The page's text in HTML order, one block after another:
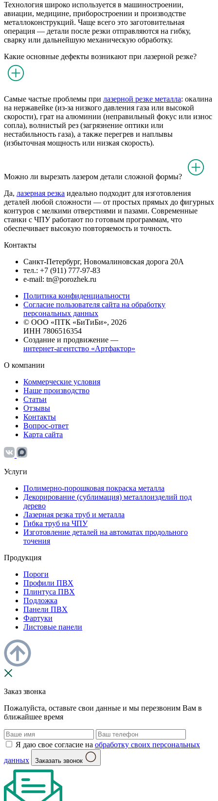
Технология широко используется в машиностроении,
авиации, медицине, приборостроении и производстве
металлоконструкций. Чаще всего это заготовительная
операция — детали после резки отправляются на гибку,
сварку или дальнейшую механическую обработку.
Какие основные дефекты возникают при лазерной резке?
Самые частые проблемы при лазерной резке металла: окалина
на нержавейке (из-за низкого давления газа или высокой
скорости), грат на алюминии (неправильный фокус или износ
сопла), волнистый рез (загрязнение оптики или
нестабильность газа), а также перегрев и наплывы
(избыточная мощность или низкая скорость).
Можно ли вырезать лазером детали сложной формы?
Да, лазерная резка идеально подходит для изготовления
деталей любой сложности — от простых прямых до фигурных
контуров с мелкими отверстиями и пазами. Современные
станки с ЧПУ работают по готовым программам, что
обеспечивает высокую повторяемость и точность.
Контакты
Санкт-Петербург, Новомалиновская дорога 20А
тел.: +7 (911) 777-97-83
e-mail: tn@porozhek.ru
Политика конфиденциальности
Согласие пользователя сайта на обработку
персональных данных
© ООО «ПТК «БиТиБи», 2026
ИНН 7806516354
Создание и продвижение —
интернет-агентство «Артфактор»
О компании
Коммерческие условия
Наше производство
Статьи
Отзывы
Контакты
Вопрос-ответ
Карта сайта
Услуги
Полимерно-порошковая покраска металла
Декорирование (сублимация) металлоизделий под
дерево
Лазерная резка труб и металла
Гибка труб на ЧПУ
Изготовление деталей на автоматах продольного
точения
Продукция
Пороги
Профили ПВХ
Плинтуса ПВХ
Подложка
Панели ПВХ
Фартуки
Листовые панели
Заказ звонка
Пожалуйста, оставьте свои данные и мы перезвоним Вам в
ближайшее время
Я даю свое согласие на обработку своих персональных
данных
Заказать звонок